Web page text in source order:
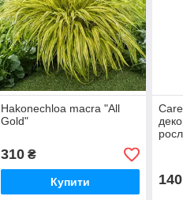
Hakonechloa macra "All
Gold"
310₴
Купити 140